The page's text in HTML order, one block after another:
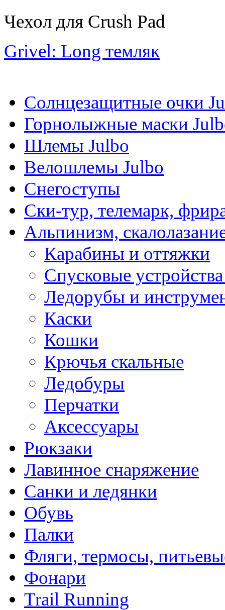
Чехол для Crush Pad
Grivel: Long темляк
Солнцезащитные очки
Горнолыжные маски
Шлемы Julbo
Велошлемы Julbo
Снегоступы
Ски-тур, телемарк,
Альпинизм,
Карабины и оттяжки
Спусковые
Ледорубы и
Каски
Кошки
Крючья скальные
Ледобуры
Перчатки
Аксессуары
Рюкзаки
Лавинное снаряжение
Санки и ледянки
Обувь
Палки
Фляги, термосы,
Фонари
Trail Running